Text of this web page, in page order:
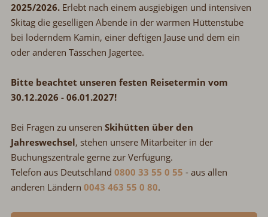
2025/2026. Erlebt nach einem ausgiebigen und intensiven
Skitag die geselligen Abende in der warmen Hüttenstube
bei loderndem Kamin, einer deftigen Jause und dem ein
oder anderen Tässchen Jagertee.
Bitte beachtet unseren festen Reisetermin vom
30.12.2026 - 06.01.2027!
Bei Fragen zu unserenSkihütten über den
Jahreswechsel, stehen unsere Mitarbeiter in der
Buchungszentrale gerne zur Verfügung.
Telefon aus Deutschland0800 33 55 0 55 - aus allen
anderen Ländern0043 463 55 0 80.